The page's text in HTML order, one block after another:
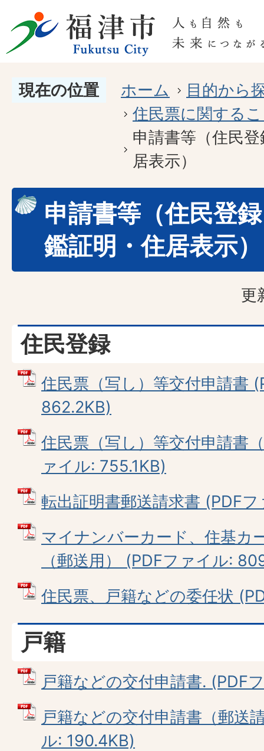
現在の位置 ホーム
目的から
住民票に関する
申請書等（住民
居表示）
申請書等（住民登
鑑証明・住居表示）
更
住民登録
住民票（写し）等交付申請書
862.2KB)
住民票（写し）等交付申請書
ァイル: 755.1KB)
転出証明書郵送請求書 (PDF
マイナンバーカード、住基カ
（郵送用） (PDFファイル:
住民票、戸籍などの委任状
戸籍
戸籍などの交付申請書. (PDF
戸籍などの交付申請書（郵送
ル: 190.4KB)